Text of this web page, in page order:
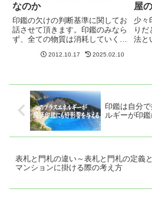
なのか
印鑑の欠けの判断基準に関してお
話させて頂きます。印鑑のみなら
ず、全ての物質は消耗していくも
うちに磨耗するのは当然のことで
合があります。ただしこの若干
2012.10.17 2025.02.10
屋
少々
りだ
法と
る
書体
印鑑は自分
ルギーが印
表札と門札の違い～表札と門札の定義と
マンションに掛ける際の考え方